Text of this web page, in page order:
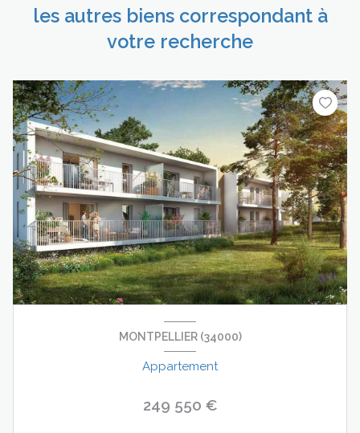
les autres biens correspondant à
votre recherche
MONTPELLIER (34000)
Appartement
249 550 €